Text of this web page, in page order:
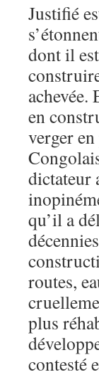
Justifié
dont il
achevée.
en
verger
dictateur
qu’il a
routes,
plus
contesté